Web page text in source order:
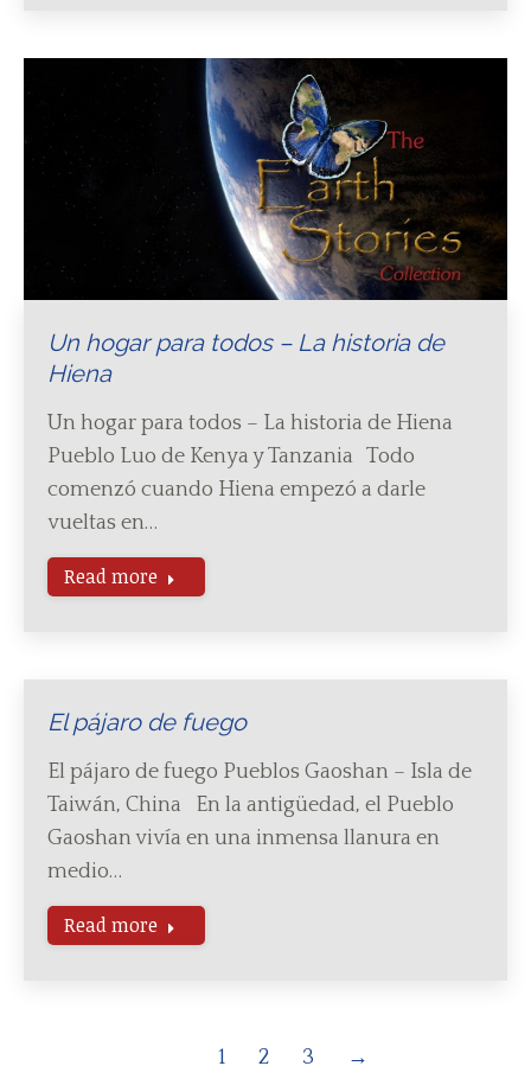
Un hogar para todos – La historia de
Hiena
Un hogar para todos – La historia de Hiena
Pueblo Luo de Kenya y Tanzania Todo
comenzó cuando Hiena empezó a darle
vueltas en…
Read more
El pájaro de fuego
El pájaro de fuego Pueblos Gaoshan – Isla de
Taiwán, China En la antigüedad, el Pueblo
Gaoshan vivía en una inmensa llanura en
medio…
Read more
1 2 3 →